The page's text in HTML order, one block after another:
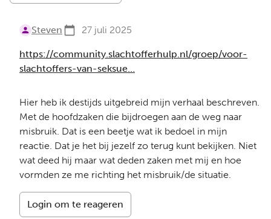
Steven 27 juli 2025
https://community.slachtofferhulp.nl/groep/voor-
slachtoffers-van-seksue…
Hier heb ik destijds uitgebreid mijn verhaal beschreven.
Met de hoofdzaken die bijdroegen aan de weg naar
misbruik. Dat is een beetje wat ik bedoel in mijn
reactie. Dat je het bij jezelf zo terug kunt bekijken. Niet
wat deed hij maar wat deden zaken met mij en hoe
vormden ze me richting het misbruik/de situatie.
Login om te reageren